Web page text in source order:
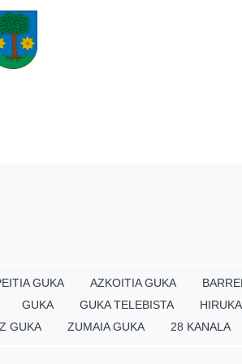
GUKA AZKOITIA GUKA
GUKA
GUKA TELEBISTA
HIRUKA
GUKA
ZUMAIA GUKA 28 KANALA